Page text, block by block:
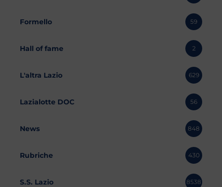
Formello 59
Hall of fame 2
L'altra Lazio 629
Lazialotte DOC 56
News 848
Rubriche 430
S.S. Lazio 8538